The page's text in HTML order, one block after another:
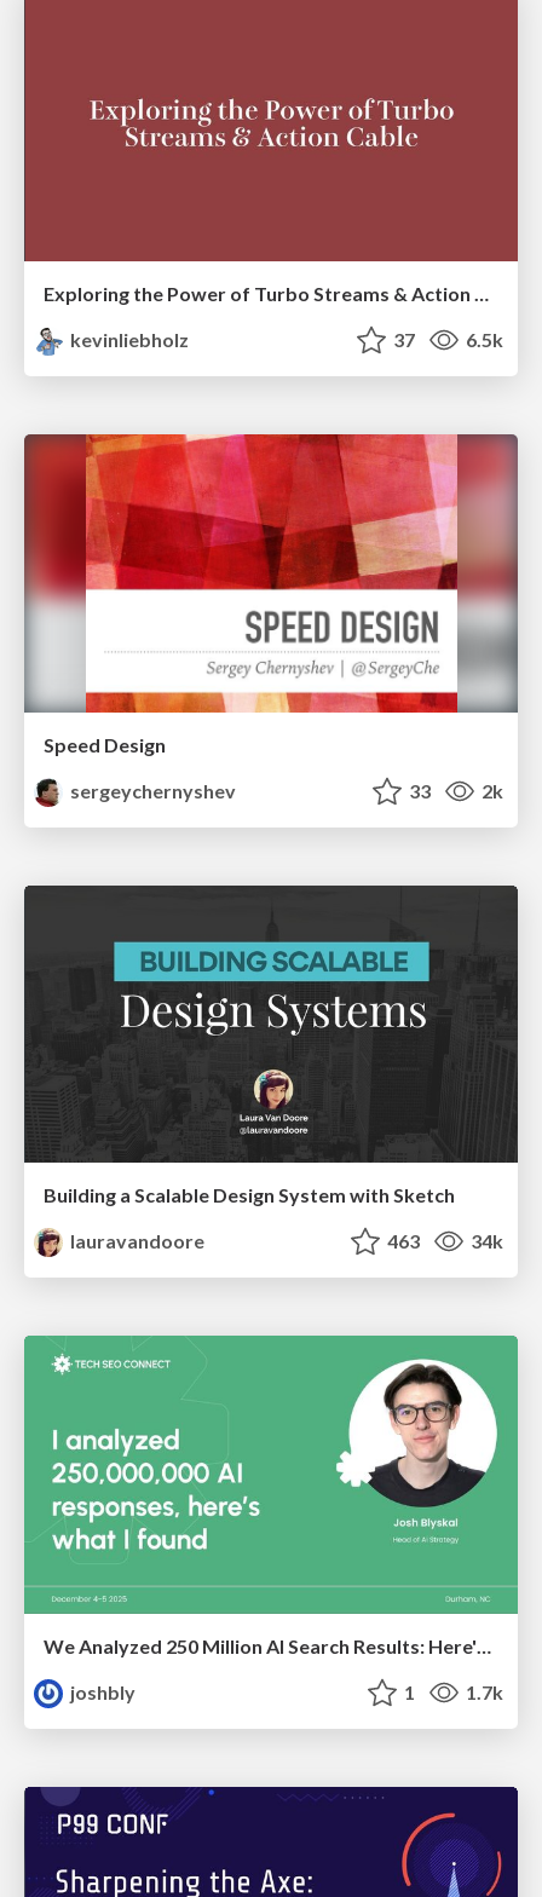
Exploring the Power of Turbo Streams & Action Cable | RailsConf2023
kevinliebholz
37 6.5k
Speed Design
sergeychernyshev
33 2k
Building a Scalable Design System with Sketch
lauravandoore
463 34k
joshbly
1 1.7k